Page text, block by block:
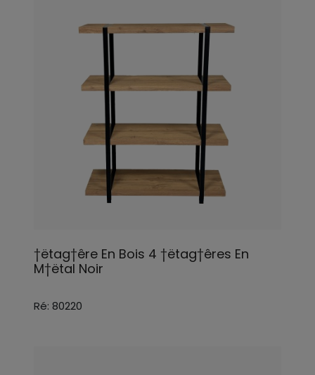
†ëtag†êre En Bois 4 †ëtag†êres En
M†ëtal Noir
Ré: 80220